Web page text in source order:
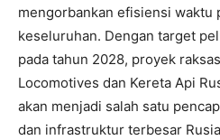
mengorbankan efisiensi waktu
keseluruhan. Dengan target
pada tahun 2028, proyek
Locomotives dan Kereta Api
akan menjadi salah satu
dan infrastruktur terbesar